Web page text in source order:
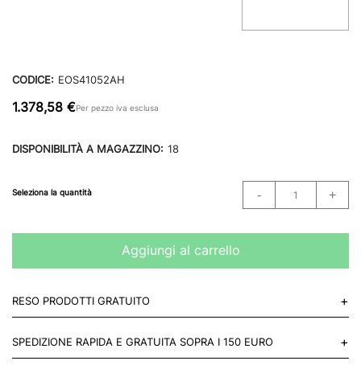
CODICE: EOS41052AH
1.378,58 €Per pezzo iva esclusa
DISPONIBILITÀ A MAGAZZINO: 18
Seleziona la quantità
Aggiungi al carrello
RESO PRODOTTI GRATUITO +
Mettiti in contatto con noi
SPEDIZIONE RAPIDA E GRATUITA SOPRA I 150 EURO +